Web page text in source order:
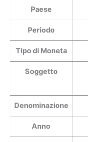
Paese
Periodo
Tipo di Moneta
Soggetto
Denominazione
Anno